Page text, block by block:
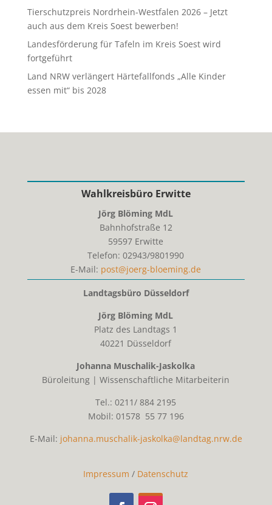
Tierschutzpreis Nordrhein-Westfalen 2026 – Jetzt
auch aus dem Kreis Soest bewerben!
Landesförderung für Tafeln im Kreis Soest wird
fortgeführt
Land NRW verlängert Härtefallfonds „Alle Kinder
essen mit“ bis 2028
Wahlkreisbüro Erwitte
Jörg Blöming MdL
Bahnhofstraße 12
59597 Erwitte
Telefon: 02943/9801990
E-Mail: post@joerg-bloeming.de
Landtagsbüro Düsseldorf
Jörg Blöming MdL
Platz des Landtags 1
40221 Düsseldorf
Johanna Muschalik-Jaskolka
Büroleitung | Wissenschaftliche Mitarbeiterin
Tel.: 0211/ 884 2195
Mobil: 01578 55 77 196
E-Mail: johanna.muschalik-jaskolka@landtag.nrw.de
Impressum / Datenschutz